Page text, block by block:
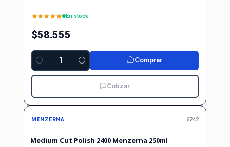
En stock
$58.555
Cantidad
Comprar
Cotizar
MENZERNA 6242
Medium Cut Polish 2400 Menzerna 250ml